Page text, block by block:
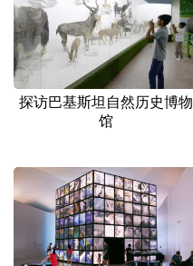
吉林
浙江 安徽
山东 河南
四川 贵州
陕西 甘肃
新疆 内蒙古
探访巴基斯坦自然历史博物
馆